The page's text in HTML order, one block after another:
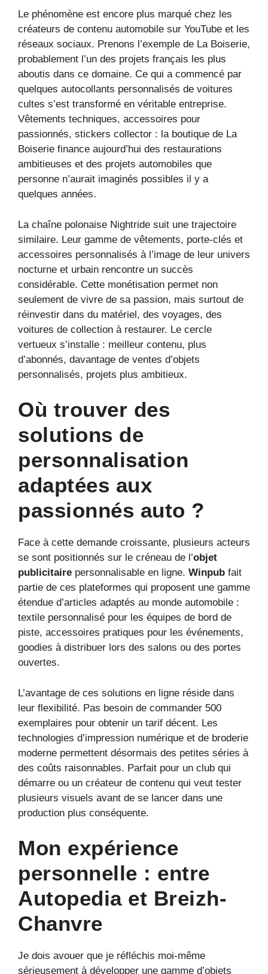
Le phénomène est encore plus marqué chez les
créateurs de contenu automobile sur YouTube et les
réseaux sociaux. Prenons l’exemple de La Boiserie,
probablement l’un des projets français les plus
aboutis dans ce domaine. Ce qui a commencé par
quelques autocollants personnalisés de voitures
cultes s’est transformé en véritable entreprise.
Vêtements techniques, accessoires pour
passionnés, stickers collector : la boutique de La
Boiserie finance aujourd’hui des restaurations
ambitieuses et des projets automobiles que
personne n’aurait imaginés possibles il y a
quelques années.
La chaîne polonaise Nightride suit une trajectoire
similaire. Leur gamme de vêtements, porte-clés et
accessoires personnalisés à l’image de leur univers
nocturne et urbain rencontre un succès
considérable. Cette monétisation permet non
seulement de vivre de sa passion, mais surtout de
réinvestir dans du matériel, des voyages, des
voitures de collection à restaurer. Le cercle
vertueux s’installe : meilleur contenu, plus
d’abonnés, davantage de ventes d’objets
personnalisés, projets plus ambitieux.
Où trouver des
solutions de
personnalisation
adaptées aux
passionnés auto ?
Face à cette demande croissante, plusieurs acteurs
se sont positionnés sur le créneau de l’objet
publicitaire personnalisable en ligne. Winpub fait
partie de ces plateformes qui proposent une gamme
étendue d’articles adaptés au monde automobile :
textile personnalisé pour les équipes de bord de
piste, accessoires pratiques pour les événements,
goodies à distribuer lors des salons ou des portes
ouvertes.
L’avantage de ces solutions en ligne réside dans
leur flexibilité. Pas besoin de commander 500
exemplaires pour obtenir un tarif décent. Les
technologies d’impression numérique et de broderie
moderne permettent désormais des petites séries à
des coûts raisonnables. Parfait pour un club qui
démarre ou un créateur de contenu qui veut tester
plusieurs visuels avant de se lancer dans une
production plus conséquente.
Mon expérience
personnelle : entre
Autopedia et Breizh-
Chanvre
Je dois avouer que je réfléchis moi-même
sérieusement à développer une gamme d’objets